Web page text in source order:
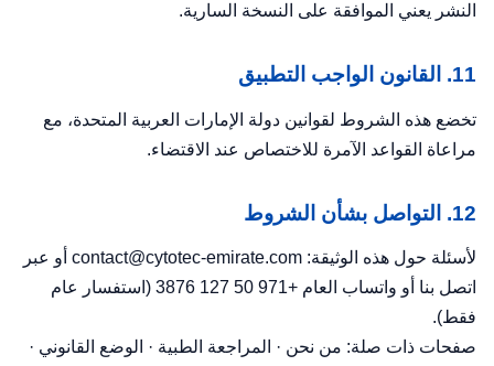
النشر يعني الموافقة على النسخة السارية.
11. القانون الواجب التطبيق
تخضع هذه الشروط لقوانين دولة الإمارات العربية المتحدة، مع
مراعاة القواعد الآمرة للاختصاص عند الاقتضاء.
12. التواصل بشأن الشروط
لأسئلة حول هذه الوثيقة: contact@cytotec-emirate.com أو عبر
اتصل بنا
أو واتساب العام +971 50 127 3876 (استفسار عام
فقط).
صفحات ذات صلة: من نحن · المراجعة الطبية · الوضع القانوني ·